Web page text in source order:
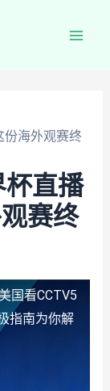
份海外观赛终
杯直播
赛终
国看CCTV5
指南为你解